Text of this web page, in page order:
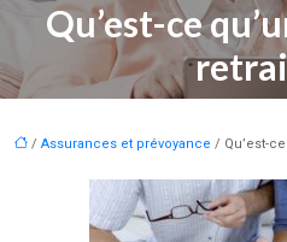
Qu’est-ce
/ Assurances et prévoyance / Qu’est-